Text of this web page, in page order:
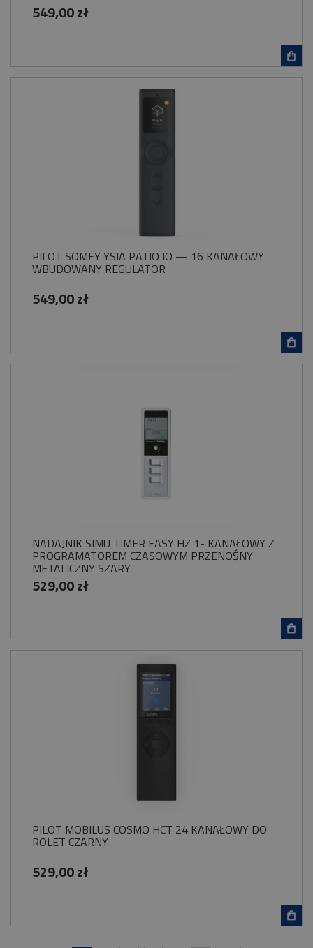
549,00 zł
PILOT SOMFY YSIA PATIO IO — 16 KANAŁOWY
WBUDOWANY REGULATOR
549,00 zł
NADAJNIK SIMU TIMER EASY HZ 1- KANAŁOWY Z
PROGRAMATOREM CZASOWYM PRZENOŚNY
METALICZNY SZARY
529,00 zł
PILOT MOBILUS COSMO HCT 24 KANAŁOWY DO
ROLET CZARNY
529,00 zł